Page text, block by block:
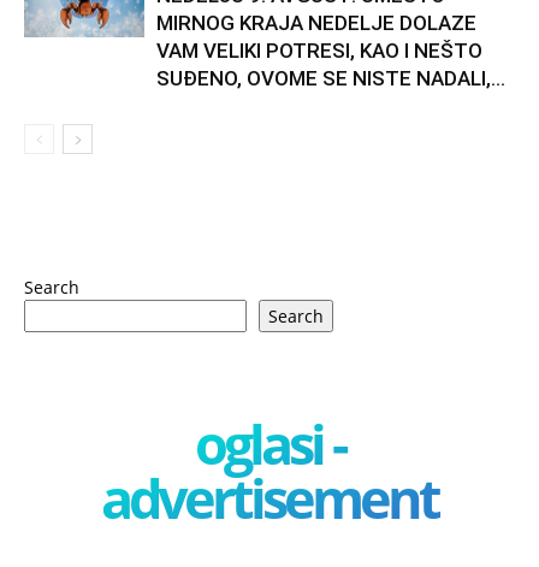
MIRNOG KRAJA NEDELJE DOLAZE
VAM VELIKI POTRESI, KAO I NEŠTO
SUĐENO, OVOME SE NISTE NADALI,...
Search
Search
oglasi -
advertisement